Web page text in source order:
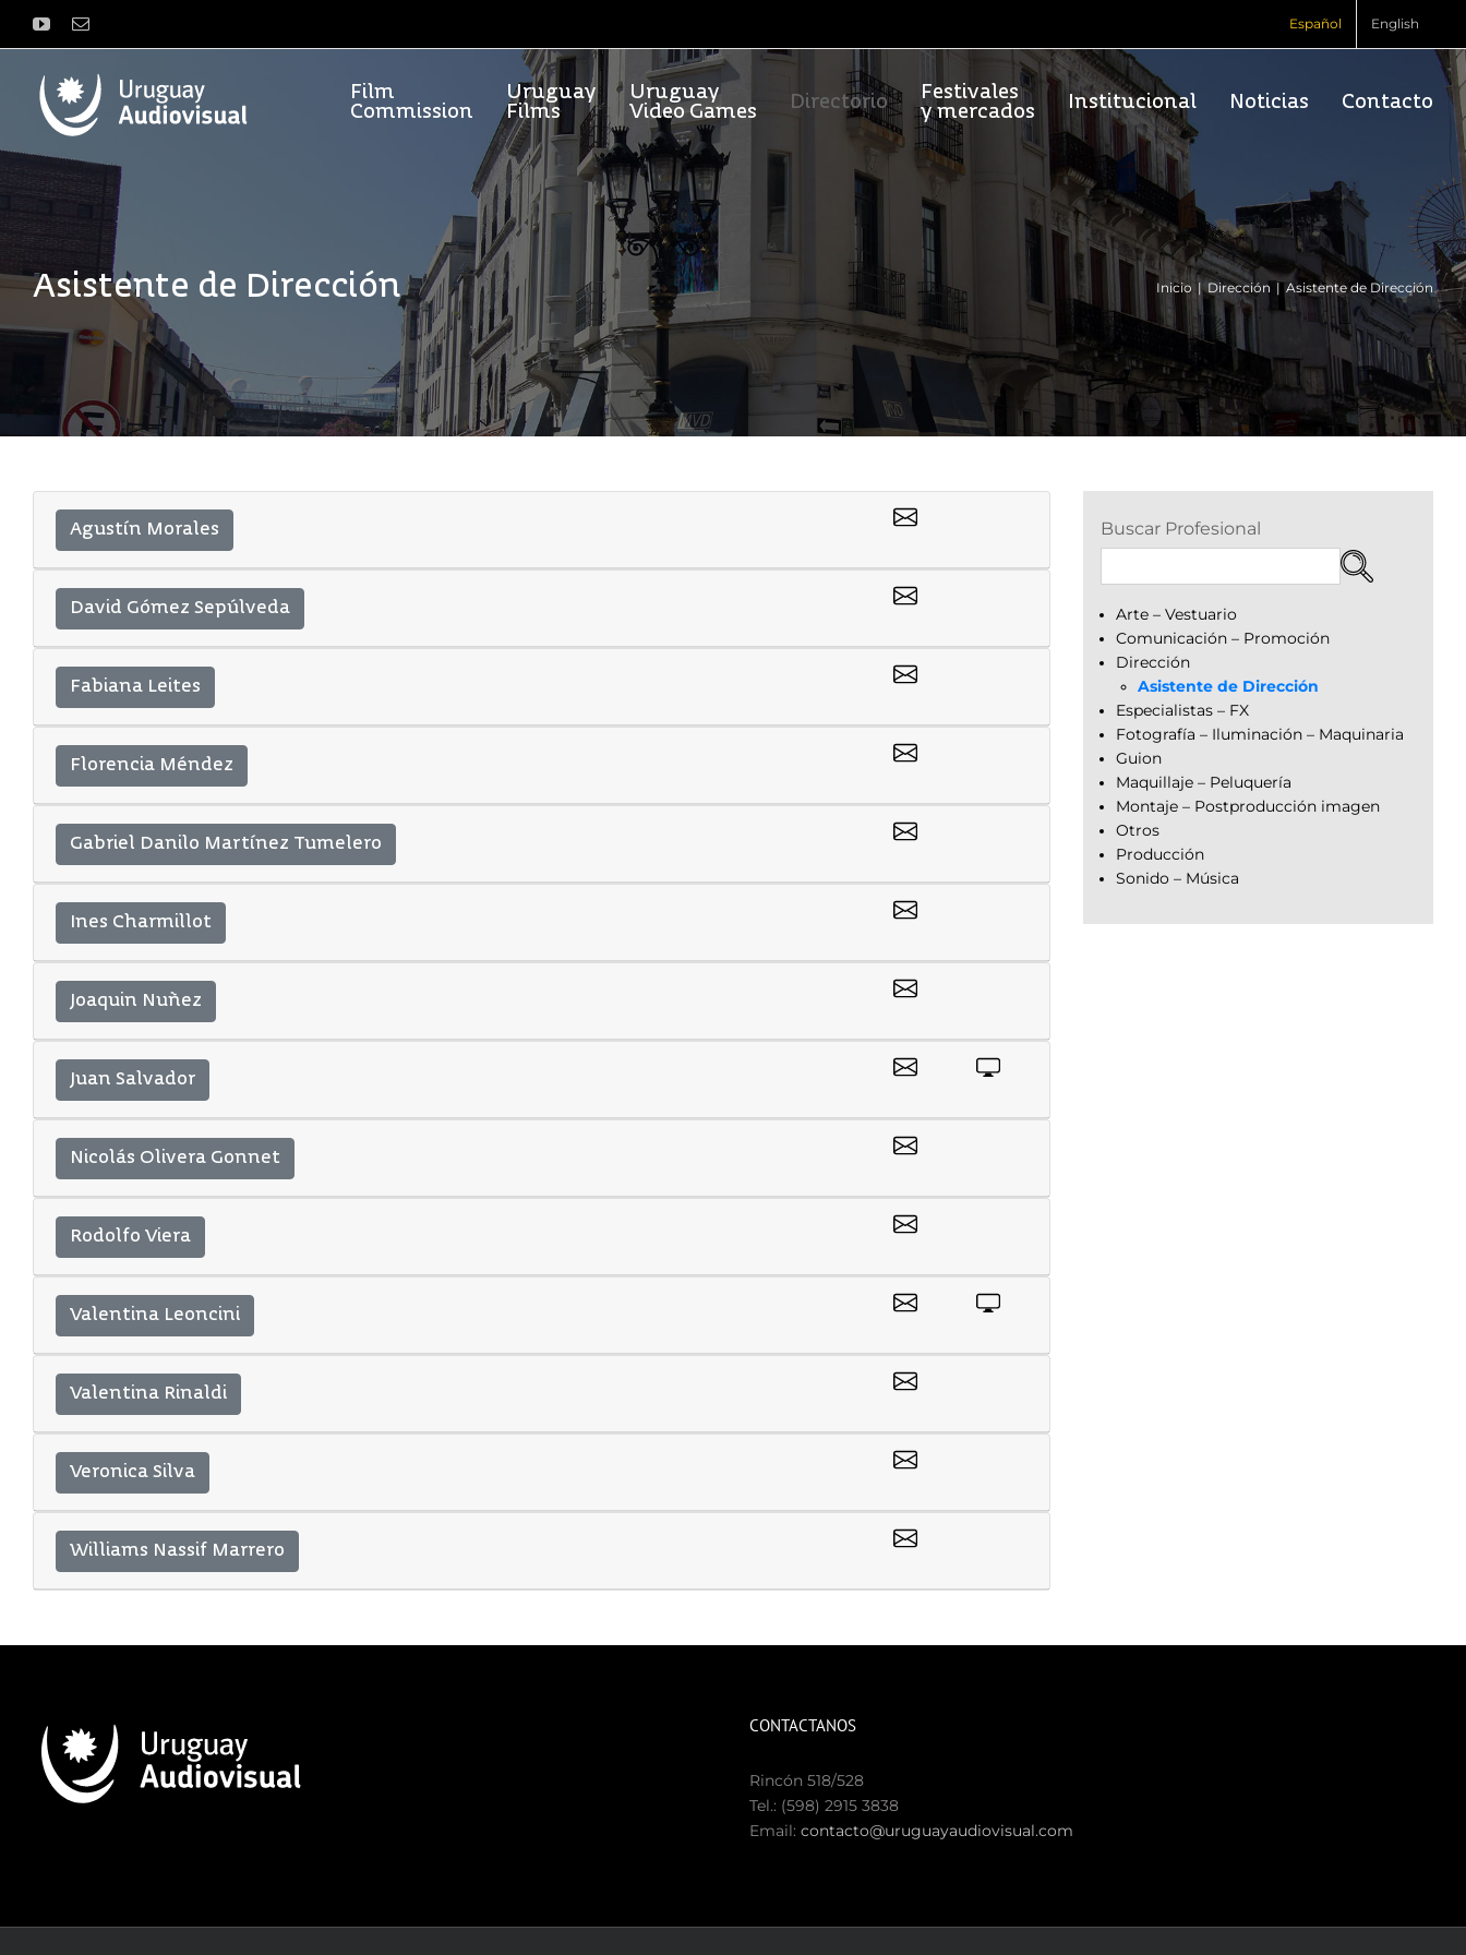
YouTubeCorreo
Español English
Film
Commission
Uruguay
Films
Uruguay
Video Games
Directorio
Festivales
y mercados
Institucional Noticias Contacto
Asistente de Dirección Inicio Dirección Asistente de Dirección
Agustín Morales
David Gómez Sepúlveda
Fabiana Leites
Florencia Méndez
Gabriel Danilo Martínez Tumelero
Ines Charmillot
Joaquin Nuñez
Juan Salvador
Nicolás Olivera Gonnet
Rodolfo Viera
Valentina Leoncini
Valentina Rinaldi
Veronica Silva
Williams Nassif Marrero
Buscar Profesional
Arte – Vestuario
Comunicación – Promoción
Dirección
Asistente de Dirección
Especialistas – FX
Fotografía – Iluminación – Maquinaria
Guion
Maquillaje – Peluquería
Montaje – Postproducción imagen
Otros
Producción
Sonido – Música
CONTACTANOS
Rincón 518/528
Tel.: (598) 2915 3838
Email: contacto@uruguayaudiovisual.com